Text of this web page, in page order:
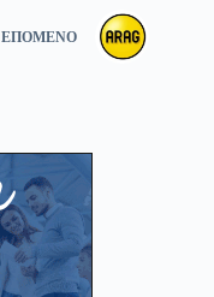
ΕΠΌΜΕΝΟ